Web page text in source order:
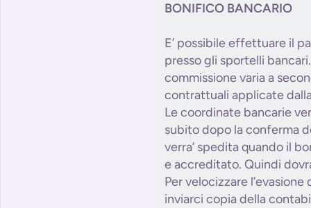
BONIFICO BANCARIO
E’ possibile effettuare il
presso gli sportelli
commissione varia a
contrattuali applicate
Le coordinate bancarie
subito dopo la conferma
verra’ spedita quando il
e accreditato. Quindi
Per velocizzare l’evasione
inviarci copia della